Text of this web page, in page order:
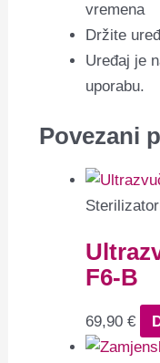
vremena
Držite
Uređaj je
uporabu.
Povezani
F6-B
69,90€